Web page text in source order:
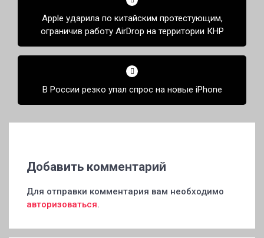
записямApple ударила по китайским протестующим,
ограничив работу AirDrop на территории КНР
В России резко упал спрос на новые iPhone
Добавить комментарий
Для отправки комментария вам необходимо
авторизоваться.